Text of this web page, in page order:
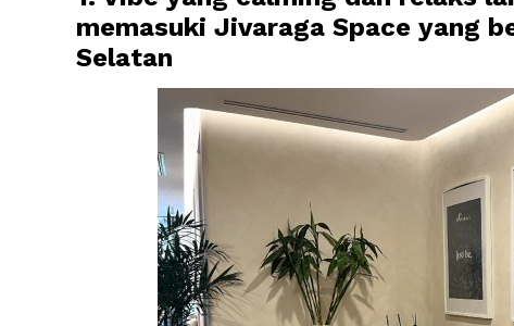
memasuki Jivaraga Space yang
Selatan